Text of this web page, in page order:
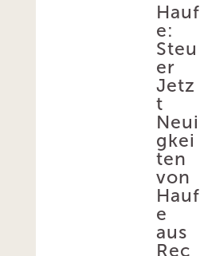
Hauf
e:
Steu
er
Jetz
t
Neui
gkei
ten
von
Hauf
e
aus
Rec